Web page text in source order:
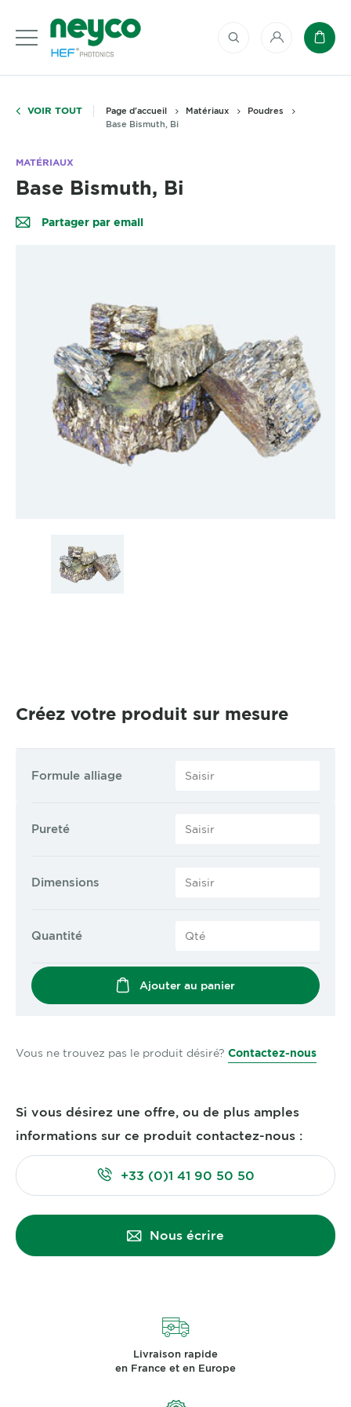
Mon compte
VOIR TOUT Page d'accueil Matériaux
Poudres
Base Bismuth, Bi
MATÉRIAUX
Base Bismuth, Bi
Partager par email
Créez votre produit sur mesure
Formule alliage
Pureté
Dimensions
Quantité
Ajouter au panier
Vous ne trouvez pas le produit désiré? Contactez-nous
Si vous désirez une offre, ou de plus amples
informations sur ce produit contactez-nous :
+33 (0)1 41 90 50 50
Nous écrire
Livraison rapide
en France et en Europe